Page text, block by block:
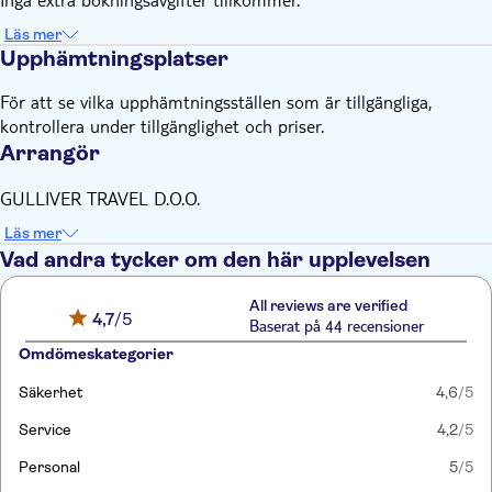
avgång – du debiteras 20 % av biljettprisetMer än 14 dagar
före avgång – du får full återbetalning
Denna upplevelsen följer inte våra allmänna
avbokningsregler. Om du vill avboka, måste du göra det
minst 48 timmar i förväg för att få en full återbetalning.
Läs mer
Upphämtningsplatser
För att se vilka upphämtningsställen som är tillgängliga,
kontrollera under tillgänglighet och priser.
Arrangör
GULLIVER TRAVEL D.O.O.
Läs mer
Vad andra tycker om den här upplevelsen
4,7/5
All reviews are verified
Baserat på 44 recensioner
Omdömeskategorier
Säkerhet 4,6/5
Service 4,2/5
Personal 5/5